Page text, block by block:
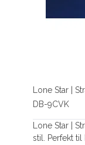
Lone Star |
DB-9CVK
Lone Star |
stil. Perfekt